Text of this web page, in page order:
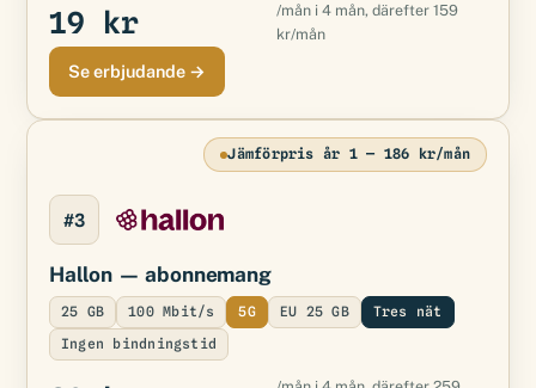
19 kr
/mån i 4 mån, därefter 159
kr/mån
Se erbjudande →
Jämförpris år 1 — 186 kr/mån
#3
Hallon— abonnemang
25 GB 100 Mbit/s 5G EU 25 GB
Tres nät
Ingen bindningstid